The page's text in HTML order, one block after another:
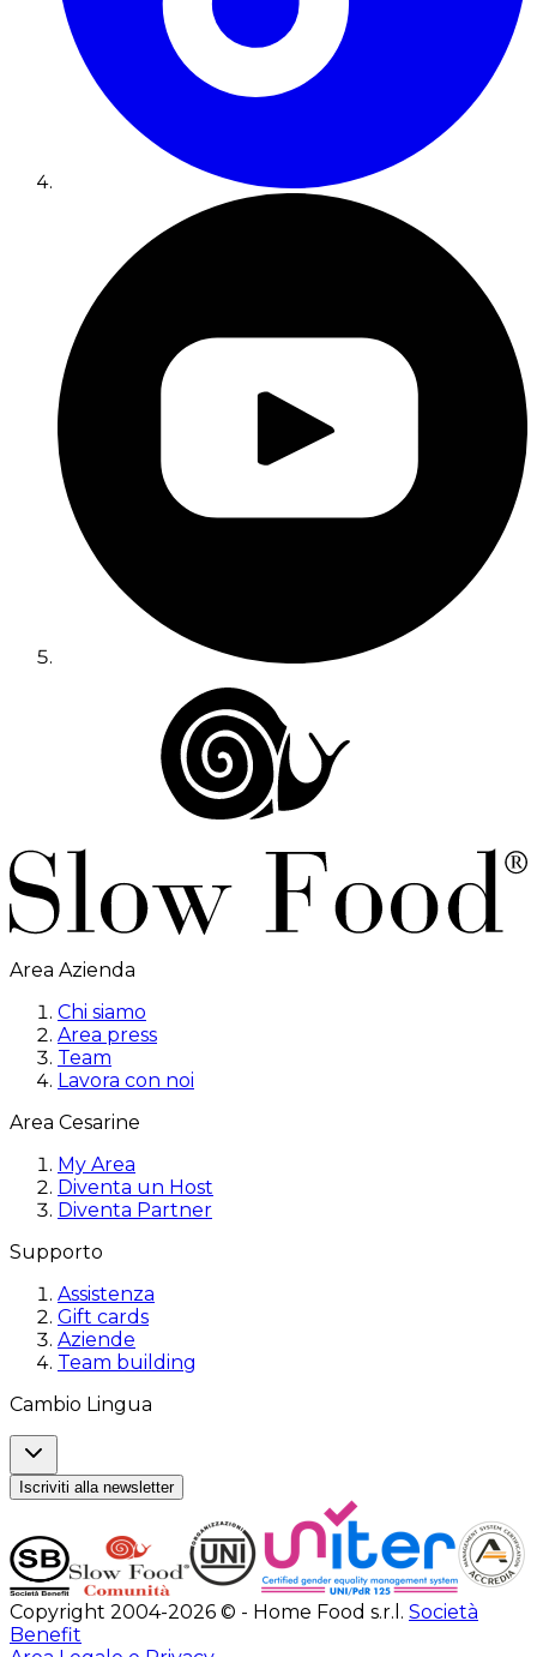
Area Azienda
Chi siamo
Area press
Team
Lavora con noi
Area Cesarine
My Area
Diventa un Host
Diventa Partner
Supporto
Assistenza
Gift cards
Aziende
Team building
Cambio Lingua
Iscriviti alla newsletter
Copyright 2004-2026 © - Home Food s.r.l. Società
Benefit